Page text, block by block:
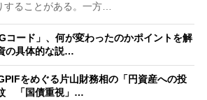
ることがある。一方…
コード」、何が変わったのかポイントを解
の具体的な説…
をめぐる片山財務相の「円資産への投
「国債重視」…